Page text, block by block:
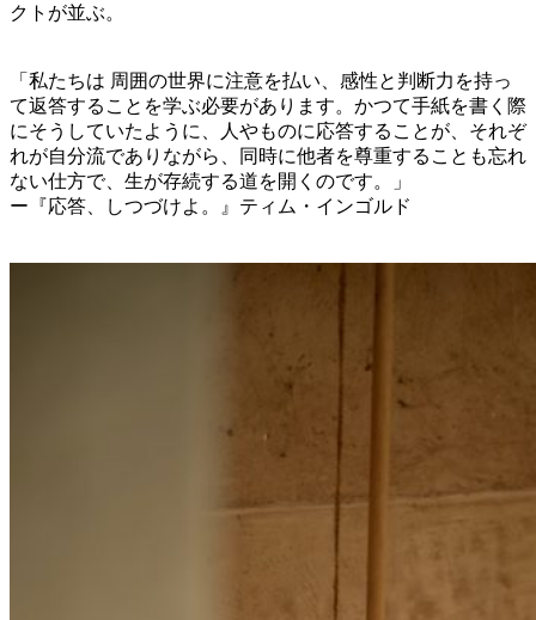
クトが並ぶ。
「私たちは 周囲の世界に注意を払い、感性と判断力を持っ
て返答することを学ぶ必要があります。かつて手紙を書く際
にそうしていたように、人やものに応答することが、それぞ
れが自分流でありながら、同時に他者を尊重することも忘れ
ない仕方で、生が存続する道を開くのです。」
ー『応答、しつづけよ。』ティム・インゴルド